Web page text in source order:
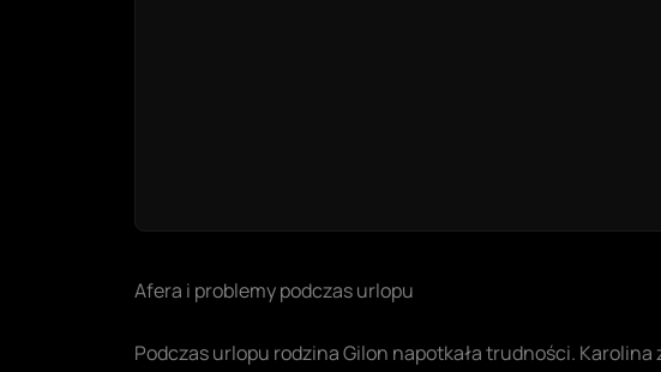
Afera i problemy podczas urlopu
Podczas urlopu rodzina Gilon napotkała trudności. Karolina